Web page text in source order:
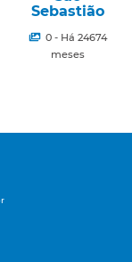
Sebastião
0 - Há 24674
meses